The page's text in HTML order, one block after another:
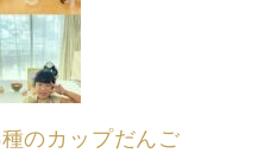
種のカップだんご